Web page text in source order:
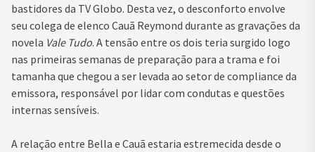
bastidores da TV Globo. Desta vez, o desconforto envolve
seu colega de elenco Cauã Reymond durante as gravações da
novela Vale Tudo. A tensão entre os dois teria surgido logo
nas primeiras semanas de preparação para a trama e foi
tamanha que chegou a ser levada ao setor de compliance da
emissora, responsável por lidar com condutas e questões
internas sensíveis.
A relação entre Bella e Cauã estaria estremecida desde o